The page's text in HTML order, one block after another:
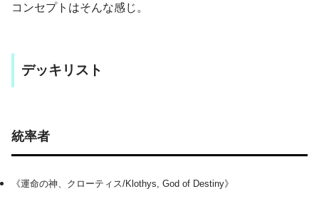
コンセプトはそんな感じ。
デッキリスト
統率者
《運命の神、クローティス/Klothys, God of Destiny》